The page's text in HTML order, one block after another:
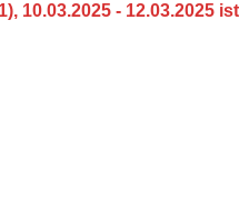
10.03.2025 - 12.03.2025